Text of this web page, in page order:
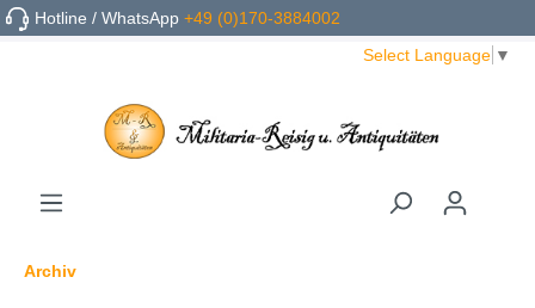
Hotline / WhatsApp+49 (0)170-3884002
Select Language ▼
Archiv